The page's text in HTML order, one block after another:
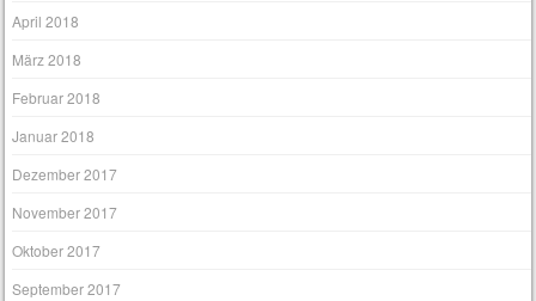
April 2018
März 2018
Februar 2018
Januar 2018
Dezember 2017
November 2017
Oktober 2017
September 2017